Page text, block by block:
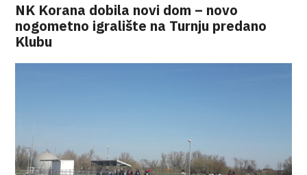
NK Korana dobila novi dom – novo
nogometno igralište na Turnju predano
Klubu